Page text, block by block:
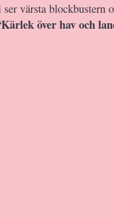
värsta blockbustern
över hav och